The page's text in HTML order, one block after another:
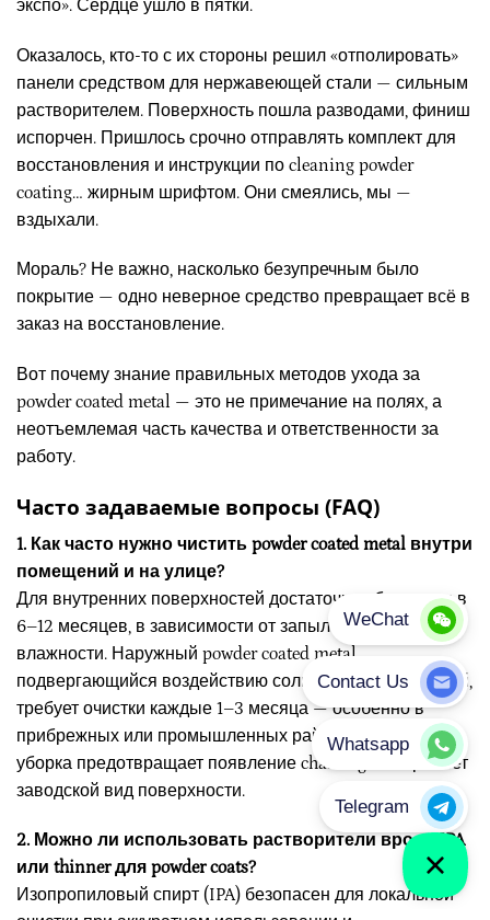
экспо». Сердце ушло в пятки.
Оказалось, кто-то с их стороны решил «отполировать»
панели средством для нержавеющей стали — сильным
растворителем. Поверхность пошла разводами, финиш
испорчен. Пришлось срочно отправлять комплект для
восстановления и инструкции по cleaning powder
coating… жирным шрифтом. Они смеялись, мы —
вздыхали.
Мораль? Не важно, насколько безупречным было
покрытие — одно неверное средство превращает всё в
заказ на восстановление.
Вот почему знание правильных методов ухода за
powder coated metal — это не примечание на полях, а
неотъемлемая часть качества и ответственности за
работу.
Часто задаваемые вопросы (FAQ)
1. Как часто нужно чистить powder coated metal внутри
помещений и на улице?
Для внутренних поверхностей достаточно уборки раз в
6–12 месяцев, в зависимости от запыленности и
влажности. Наружный powder coated metal,
подвергающийся воздействию солнца или загрязнений,
требует очистки каждые 1–3 месяца — особенно в
прибрежных или промышленных районах. Регулярная
уборка предотвращает появление chalking и сохраняет
заводской вид поверхности.
2. Можно ли использовать растворители вроде IPA
или thinner для powder coats?
Изопропиловый спирт (IPA) безопасен для локальной